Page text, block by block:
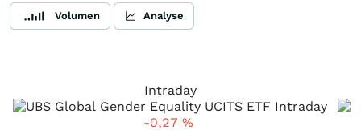
Volumen Analyse
Intraday
-0,27 %